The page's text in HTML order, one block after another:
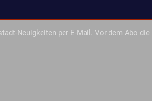
Neuigkeiten per E-Mail. Vor dem Abo die